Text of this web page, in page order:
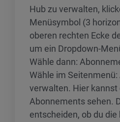
Hub zu verwalten,
Menüsymbol (3
oberen rechten Ecke
um ein Dropdown-
Wähle dann:
Wähle im
verwalten. Hier kannst
Abonnements sehen.
entscheiden, ob du